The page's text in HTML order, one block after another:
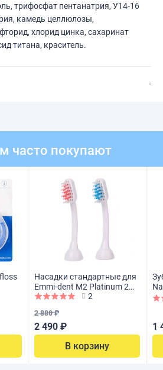
трифосфат пентанатрия, У14-16
камедь целлюлозы,
хлорид цинка, сахаринат
титана, краситель.
часто покупают
Насадки стандартные для
Emmi-dent M2 Platinum 2
шт.
2
2 880 ₽
2 490 ₽
В корзину
1